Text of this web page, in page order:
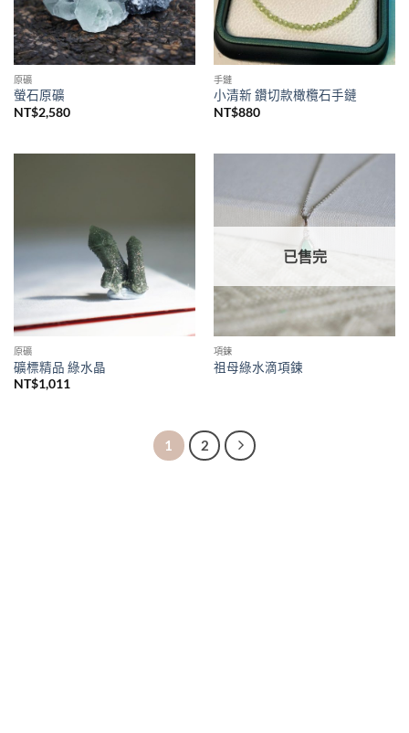
原礦
螢石原礦
NT$2,580
手鏈
小清新 鑽切款橄欖石手鏈
NT$880
原礦
礦標精品 綠水晶
NT$1,011
已售完
項鍊
祖母綠水滴項鍊
1 2